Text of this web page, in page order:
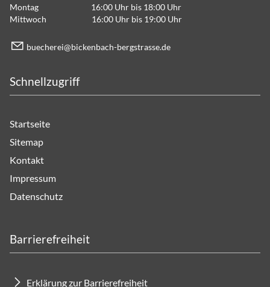
Montag 16:00 Uhr bis 18:00 Uhr
Mittwoch 16:00 Uhr bis 19:00 Uhr
b ch r b ck nb ch-b rgstr ss d
Schnellzugriff
Startseite
Sitemap
Kontakt
Impressum
Datenschutz
Barrierefreiheit
Erklärung zur Barrierefreiheit